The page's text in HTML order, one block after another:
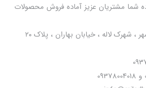
شما مشتریان عزیز آماده فروش محصولات
آدرس: تهران ، شاهد شهر ، شهرک لاله ، خیابان بهاران ، پلاک ۲۰